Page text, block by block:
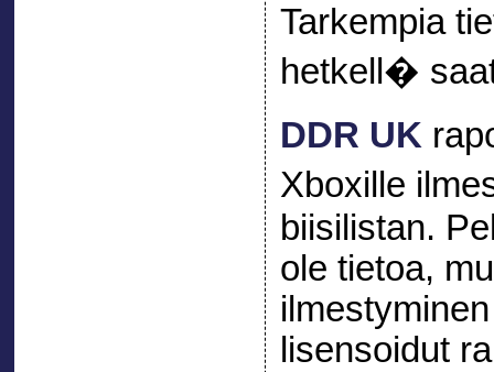
Tarkempia
hetkell�
DDR UK
Xboxille
biisilistan.
ole tietoa,
lisensoidut